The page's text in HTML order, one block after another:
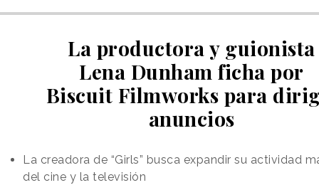
La productora y guionista
Lena Dunham ficha por
Biscuit Filmworks para
anuncios
La creadora de “Girls” busca expandir su actividad
del cine y la televisión